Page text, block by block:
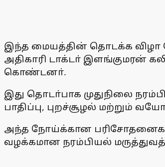
இந்த மையத்தின் தொடக்க
அதிகாரி டாக்டா் இளங்குமரன்
கொண்டனா்.
இது தொடா்பாக முதுநிலை
பாதிப்பு, புறச்சூழல் மற்றும்
அந்த நோய்க்கான
வழக்கமான நரம்பியல்